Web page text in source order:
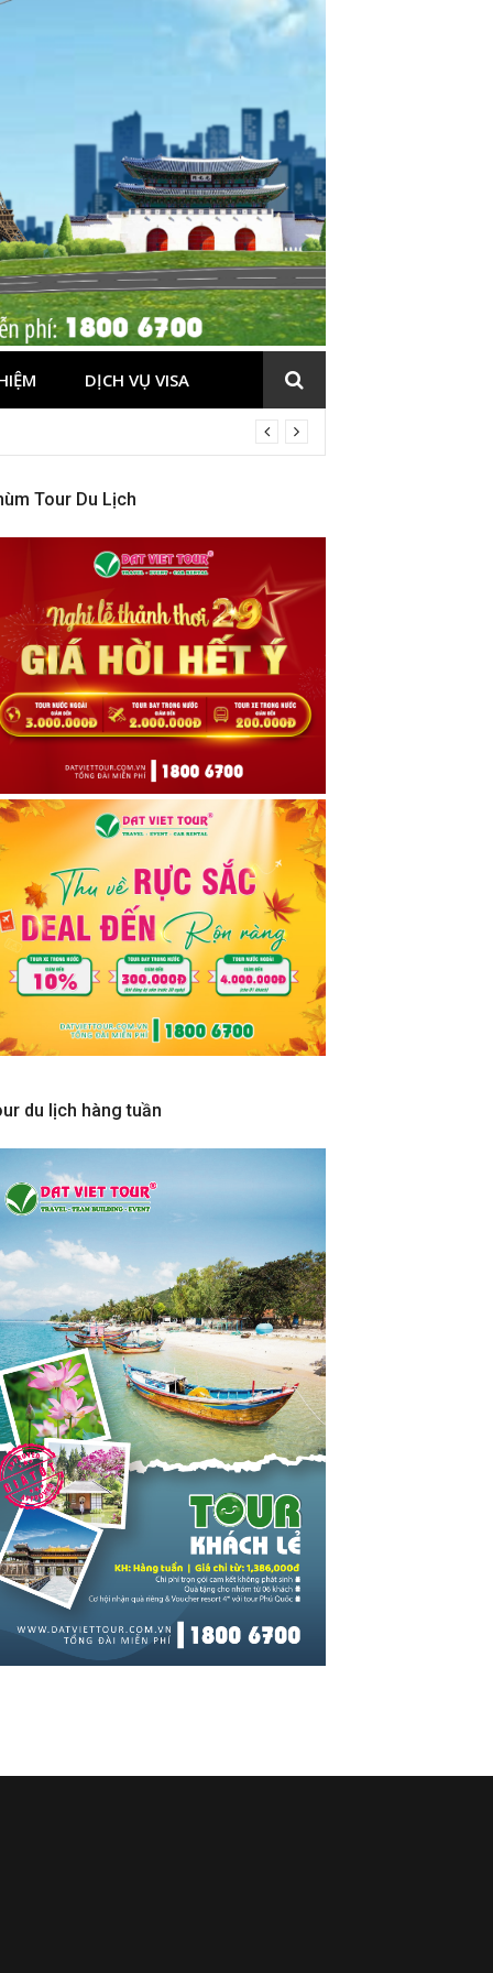
DỊCH VỤ VISA
Tour Du Lịch
du lịch hàng tuần